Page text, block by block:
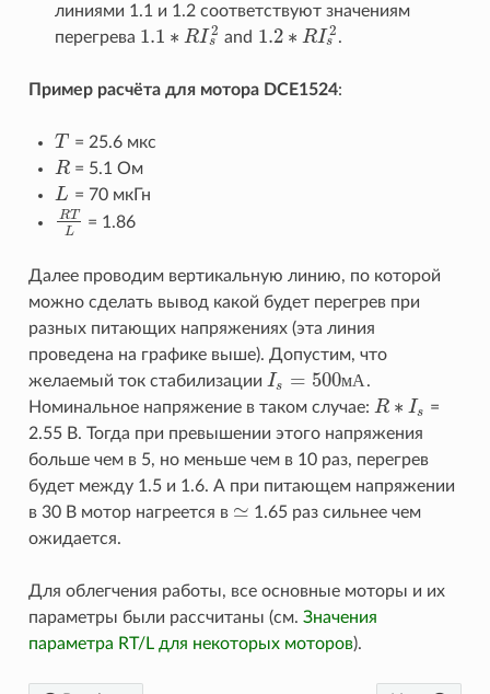
линиями 1.1 и 1.2 соответствуют значениям
перегрева 1.1 ∗ RI 2
s
1.1∗R Is2 and 1.2 ∗ RI 2
s
1.2∗R Is2 .
Пример расчёта для мотора DCE1524:
T
T = 25.6 мкс
R
R = 5.1 Ом
L
L = 70 мкГн
RT
L
RTL = 1.86
Далее проводим вертикальную линию, по которой
можно сделать вывод какой будет перегрев при
разных питающих напряжениях (эта линия
проведена на графике выше). Допустим, что
желаемый ток стабилизации Is = 500мА
Is= 500мА
.
Номинальное напряжение в таком случае: R ∗ Is
R∗ Is
=
2.55 В. Тогда при превышении этого напряжения
больше чем в 5, но меньше чем в 10 раз, перегрев
будет между 1.5 и 1.6. А при питающем напряжении
в 30 В мотор нагреется в ≃
≃ 1.65 раз сильнее чем
ожидается.
Для облегчения работы, все основные моторы и их
параметры были рассчитаны (см. Значения
параметра RT/L для некоторых моторов).